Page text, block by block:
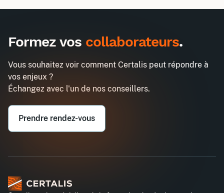
Elaborer le reporting de durabilité
Entreprise*
Téléphone professionnel*
Formez vos collaborateurs.
Vous souhaitez voir comment Certalis peut répondre à
vos enjeux ?
Échangez avec l'un de nos conseillers.
Prendre rendez-vous